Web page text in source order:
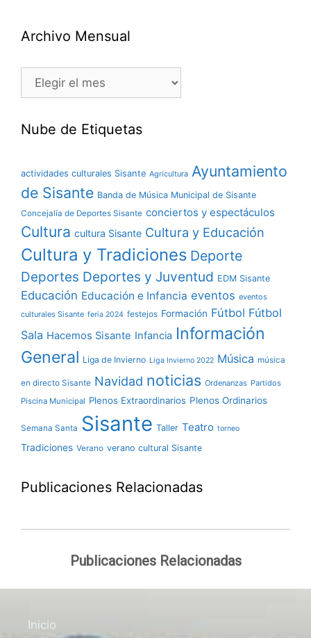
Archivo Mensual
Nube de Etiquetas
actividades culturales Sisante Agricultura Ayuntamiento
de Sisante Banda de Música Municipal de Sisante
Concejalía de Deportes Sisante conciertos y espectáculos
Cultura cultura Sisante Cultura y Educación
Cultura y Tradiciones Deporte
Deportes Deportes y Juventud EDM Sisante
Educación Educación e Infancia eventos eventos
culturales Sisante feria 2024 festejos Formación Fútbol Fútbol
Sala Hacemos Sisante Infancia Información
General Liga de Invierno Liga Invierno 2022 Música música
en directo Sisante Navidad noticias Ordenanzas Partidos
Piscina Municipal Plenos Extraordinarios Plenos Ordinarios
Semana Santa Sisante Taller Teatro torneo
Tradiciones Verano verano cultural Sisante
Publicaciones Relacionadas
Publicaciones Relacionadas
Inicio